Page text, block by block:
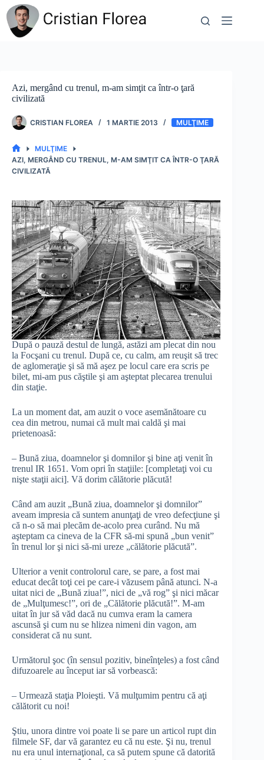
Sari
conținut
Azi, mergând cu trenul, m-am simţit ca într-o ţară
civilizată
CRISTIAN FLOREA 1 MARTIE 2013 MULŢIME
PRIMA
PAGINĂ
MULŢIME
AZI, MERGÂND CU TRENUL, M-AM SIMŢIT CA ÎNTR-O ŢARĂ
CIVILIZATĂ
După o pauză destul de lungă, astăzi am plecat din nou
la Focşani cu trenul. După ce, cu calm, am reuşit să trec
de aglomeraţie şi să mă aşez pe locul care era scris pe
bilet, mi-am pus căştile şi am aşteptat plecarea trenului
din staţie.
La un moment dat, am auzit o voce asemănătoare cu
cea din metrou, numai că mult mai caldă şi mai
prietenoasă:
– Bună ziua, doamnelor şi domnilor şi bine aţi venit în
trenul IR 1651. Vom opri în staţiile: [completaţi voi cu
nişte staţii aici]. Vă dorim călătorie plăcută!
Când am auzit „Bună ziua, doamnelor şi domnilor”
aveam impresia că suntem anunţaţi de vreo defecţiune şi
că n-o să mai plecăm de-acolo prea curând. Nu mă
aşteptam ca cineva de la CFR să-mi spună „bun venit”
în trenul lor şi nici să-mi ureze „călătorie plăcută”.
Ulterior a venit controlorul care, se pare, a fost mai
educat decât toţi cei pe care-i văzusem până atunci. N-a
uitat nici de „Bună ziua!”, nici de „vă rog” şi nici măcar
de „Mulţumesc!”, ori de „Călătorie plăcută!”. M-am
uitat în jur să văd dacă nu cumva eram la camera
ascunsă şi cum nu se hlizea nimeni din vagon, am
considerat că nu sunt.
Următorul şoc (în sensul pozitiv, bineînţeles) a fost când
difuzoarele au început iar să vorbească:
– Urmează staţia Ploieşti. Vă mulţumim pentru că aţi
călătorit cu noi!
Ştiu, unora dintre voi poate li se pare un articol rupt din
filmele SF, dar vă garantez eu că nu este. Şi nu, trenul
nu era unul internaţional, ca să putem spune că datorită